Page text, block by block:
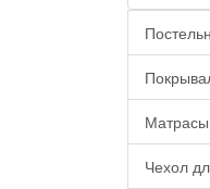
Матрасы
Чехол